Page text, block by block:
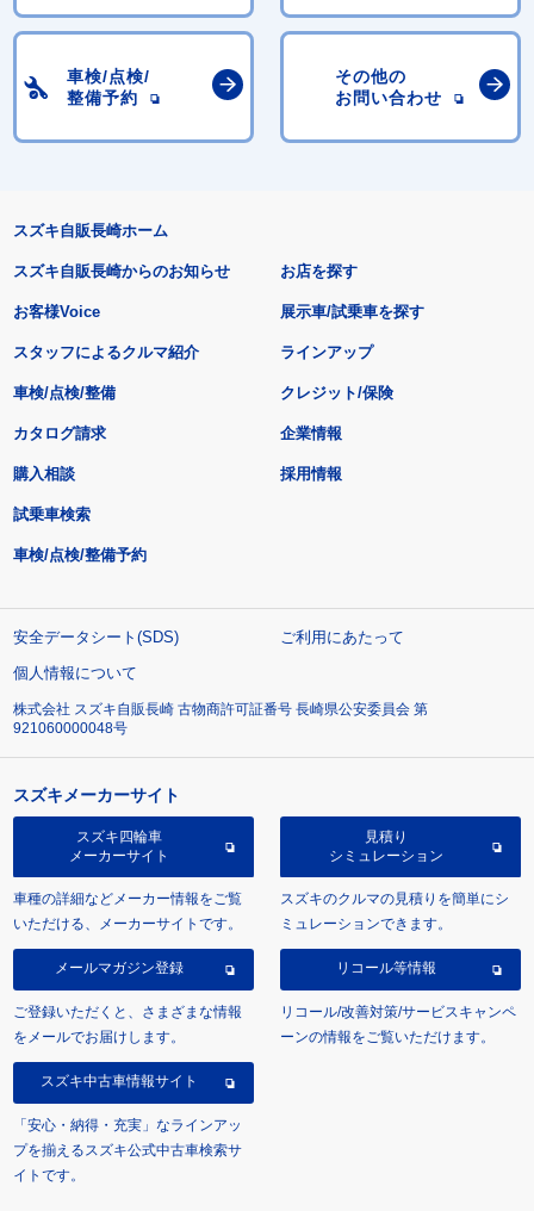
車検/点検/
整備予約
その他の
お問い合わせ
スズキ自販長崎ホーム
スズキ自販長崎からのお知らせ
お客様Voice
スタッフによるクルマ紹介
お店を探す
展示車/試乗車を探す
ラインアップ
車検/点検/整備 クレジット/保険
カタログ請求
購入相談
試乗車検索
車検/点検/整備予約
企業情報
採用情報
安全データシート(SDS)
ご利用にあたって
個人情報について
株式会社 スズキ自販長崎 古物商許可証番号 長崎県公安委員会 第
921060000048号
スズキメーカーサイト
スズキ四輪車
メーカーサイト
車種の詳細などメーカー情報をご覧
いただける、メーカーサイトです。
見積り
シミュレーション
スズキのクルマの見積りを簡単にシ
ミュレーションできます。
メールマガジン登録
ご登録いただくと、さまざまな情報
をメールでお届けします。
リコール等情報
リコール/改善対策/サービスキャンペ
ーンの情報をご覧いただけます。
スズキ中古車情報サイト
「安心・納得・充実」なラインアッ
プを揃えるスズキ公式中古車検索サ
イトです。